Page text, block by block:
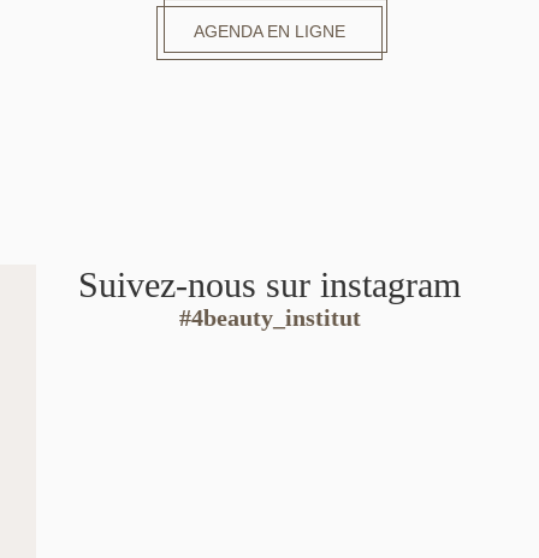
AGENDA EN LIGNE
Suivez-nous sur instagram
#4beauty_institut